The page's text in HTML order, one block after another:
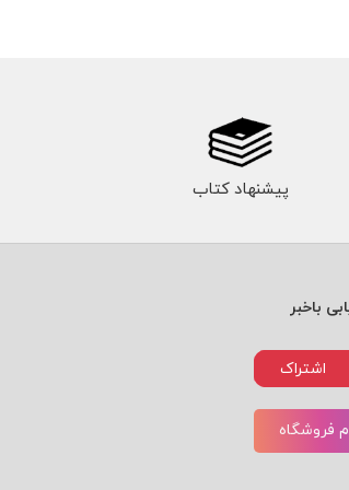
پیشنهاد کتاب
باخبر
اشتراک
فروشگاه